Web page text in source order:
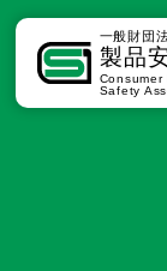
一般財団
製品
Consumer
Safety